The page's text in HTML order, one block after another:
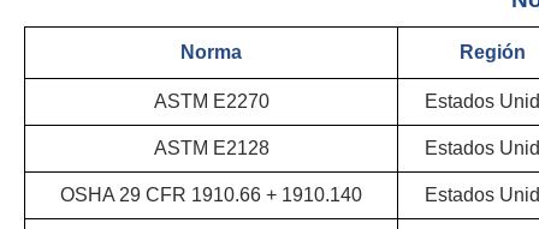
Norma Región
ASTM E2270 Estados
ASTM E2128 Estados
OSHA 29 CFR 1910.66 + 1910.140 Estados